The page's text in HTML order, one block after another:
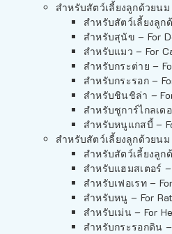
สำหรับสัตว์เลี้ยงลูกด้วยนม
สำหรับสัตว์เลี้ยงลูก
สำหรับสุนัข – For
สำหรับแมว – For
สำหรับกระต่าย –
สำหรับกระรอก –
สำหรับชินชิล่า –
สำหรับชูการ์ไกลเด
สำหรับหนูแกสบี้ –
สำหรับสัตว์เลี้ยงลูกด้วยนม
สำหรับสัตว์เลี้ยงลูก
สำหรับแฮมสเตอร์
สำหรับเฟอเรท –
สำหรับหนู – For
สำหรับเม่น – For
สำหรับกระรอกดิน